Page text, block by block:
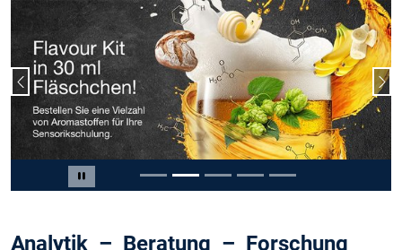
Carousel pausieren
Vorheriger Slide
Slide 2 von 5
Analytik – Beratung – Forschung